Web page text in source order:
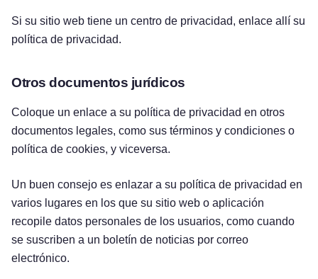
Pruébelo gratis
Si su sitio web tiene un centro de privacidad, enlace allí su
política de privacidad.
Otros documentos jurídicos
Coloque un enlace a su política de privacidad en otros
documentos legales, como sus términos y condiciones o
política de cookies, y viceversa.
Un buen consejo es enlazar a su política de privacidad en
varios lugares en los que su sitio web o aplicación
recopile datos personales de los usuarios, como cuando
se suscriben a un boletín de noticias por correo
electrónico.